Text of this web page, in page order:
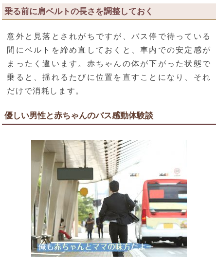
乗る前に肩ベルトの長さを調整しておく
意外と見落とされがちですが、バス停で待っている
間にベルトを締め直しておくと、車内での安定感が
まったく違います。赤ちゃんの体が下がった状態で
乗ると、揺れるたびに位置を直すことになり、それ
だけで消耗します。
優しい男性と赤ちゃんのバス感動体験談